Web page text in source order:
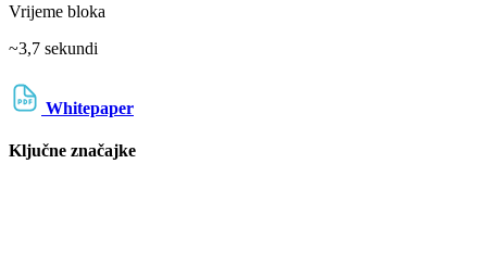
Vrijeme bloka
~3,7 sekundi
Whitepaper
Ključne značajke